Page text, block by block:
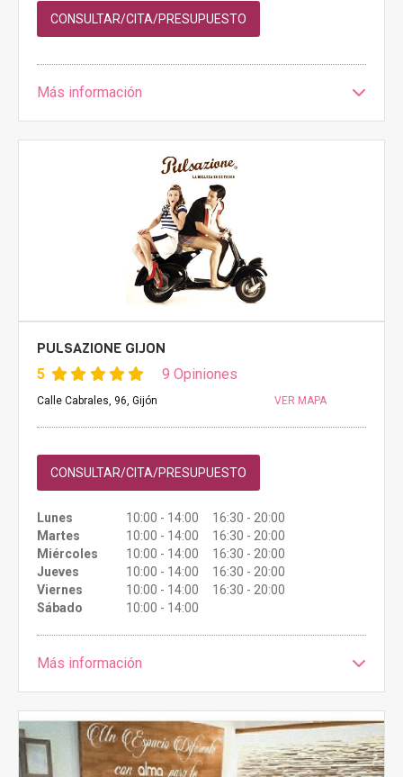
CONSULTAR/CITA/PRESUPUESTO
Más información
PULSAZIONE GIJON
5 9 Opiniones
Calle Cabrales, 96, Gijón VER MAPA
CONSULTAR/CITA/PRESUPUESTO
Lunes
10:00 - 14:00 16:30 - 20:00
Martes
10:00 - 14:00 16:30 - 20:00
Miércoles
10:00 - 14:00 16:30 - 20:00
Jueves
10:00 - 14:00 16:30 - 20:00
Viernes
10:00 - 14:00 16:30 - 20:00
Sábado
10:00 - 14:00
Más información